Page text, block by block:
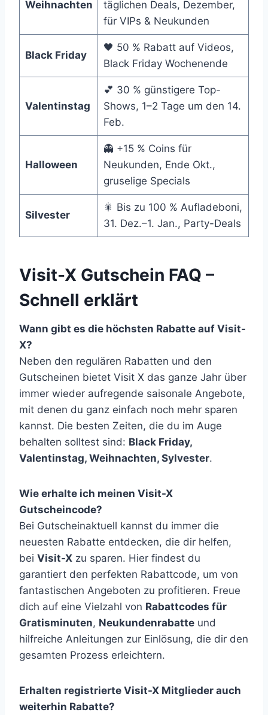
Weihnachten
täglichen Deals, Dezember,
für VIPs & Neukunden
Black Friday
🖤 50 % Rabatt auf Videos,
Black Friday Wochenende
Valentinstag
💕 30 % günstigere Top-
Shows, 1–2 Tage um den 14.
Feb.
Halloween
👻 +15 % Coins für
Neukunden, Ende Okt.,
gruselige Specials
Silvester
🎇 Bis zu 100 % Aufladeboni,
31. Dez.–1. Jan., Party-Deals
Visit-X Gutschein FAQ –
Schnell erklärt
Wann gibt es die höchsten Rabatte auf Visit-
X?
Neben den regulären Rabatten und den
Gutscheinen bietet Visit X das ganze Jahr über
immer wieder aufregende saisonale Angebote,
mit denen du ganz einfach noch mehr sparen
kannst. Die besten Zeiten, die du im Auge
behalten solltest sind: Black Friday,
Valentinstag, Weihnachten, Sylvester.
Wie erhalte ich meinen Visit-X
Gutscheincode?
Bei Gutscheinaktuell kannst du immer die
neuesten Rabatte entdecken, die dir helfen,
bei Visit-X zu sparen. Hier findest du
garantiert den perfekten Rabattcode, um von
fantastischen Angeboten zu profitieren. Freue
dich auf eine Vielzahl von Rabattcodes für
Gratisminuten, Neukundenrabatte und
hilfreiche Anleitungen zur Einlösung, die dir den
gesamten Prozess erleichtern.
Erhalten registrierte Visit-X Mitglieder auch
weiterhin Rabatte?